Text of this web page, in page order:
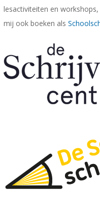
lesactiviteiten en
mij ook boeken als